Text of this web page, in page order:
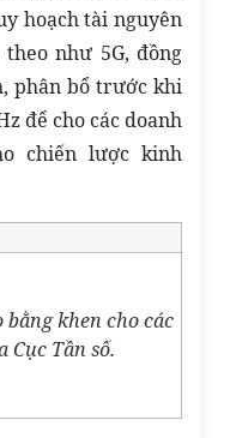
hoạch tài nguyên
như 5G, đồng
phân bổ trước khi
để cho các doanh
chiến lược kinh
khen cho các
Cục Tần số.